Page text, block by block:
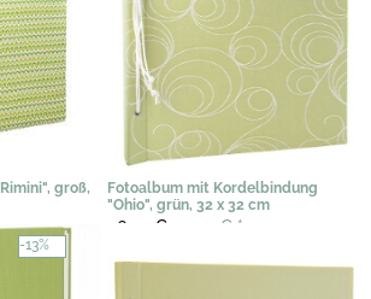
groß,
Fotoalbum mit Kordelbindung
"Ohio", grün, 32 x 32 cm
46,95 € 32,50 € *
-13%